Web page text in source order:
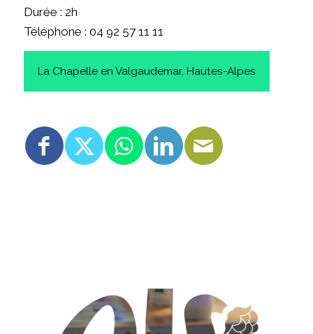
Durée : 2h
Téléphone : 04 92 57 11 11
La Chapelle en Valgaudemar, Hautes-Alpes